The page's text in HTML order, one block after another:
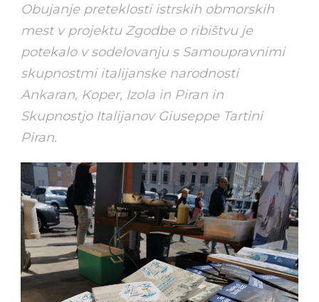
Obujanje preteklosti istrskih obmorskih
mest v projektu Zgodbe o ribištvu je
potekalo v sodelovanju s Samoupravnimi
skupnostmi italijanske narodnosti
Ankaran, Koper, Izola in Piran in
Skupnostjo Italijanov Giuseppe Tartini
Piran.